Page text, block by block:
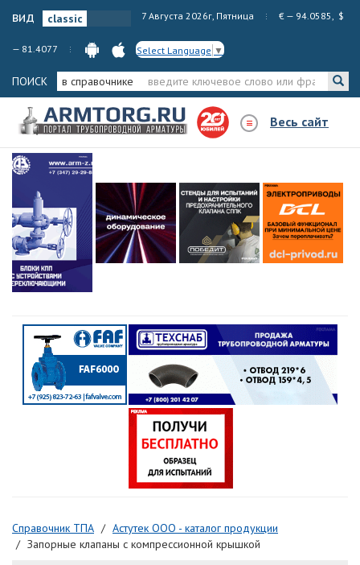
вид 7 Августа 2026г, Пятница € — 94.0585, $
— 81.4077 Select Language ▼
ПОИСК в справочнике
Весь сайт
Справочник ТПА
Астутек ООО - каталог продукции
Запорные клапаны с компрессионной крышкой